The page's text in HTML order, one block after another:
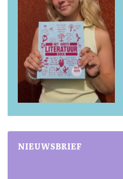
NIEUWSBRIEF